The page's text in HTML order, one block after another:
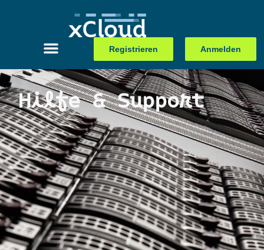
Registrieren Anmelden
Hilfe & Support